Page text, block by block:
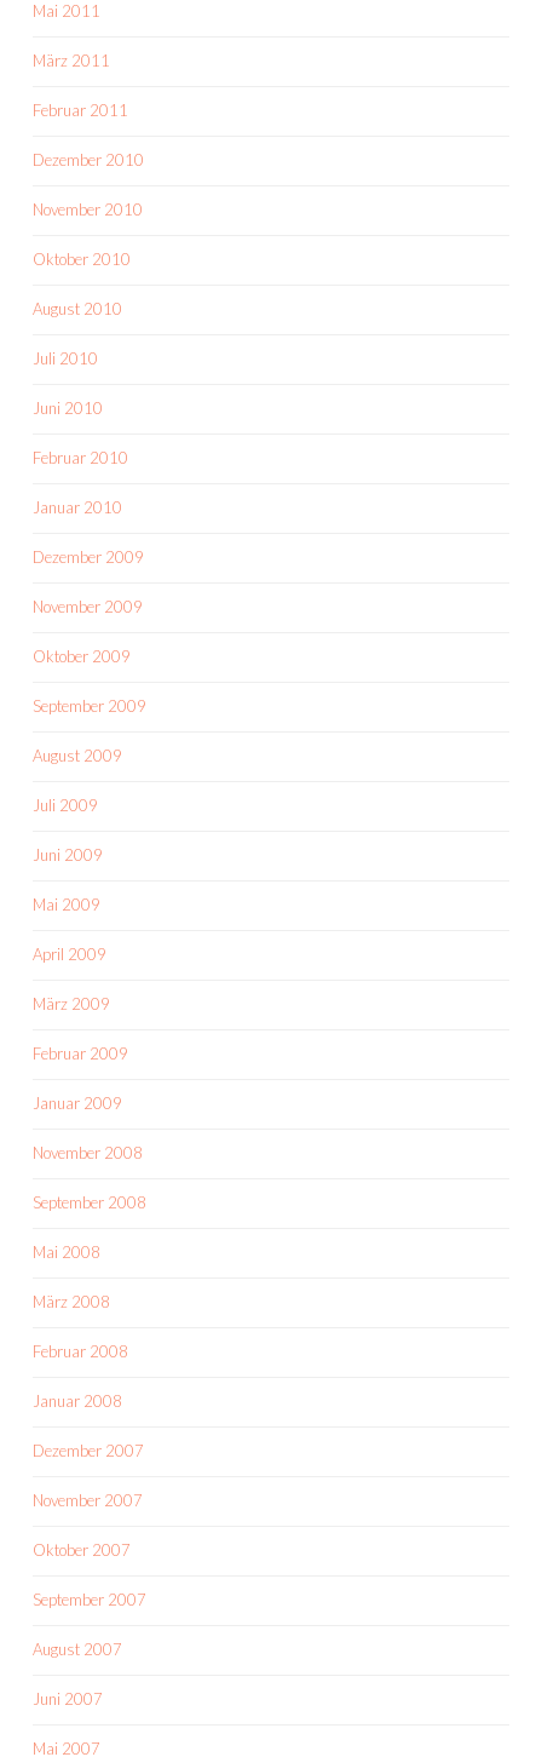
Mai 2011
März 2011
Februar 2011
Dezember 2010
November 2010
Oktober 2010
August 2010
Juli 2010
Juni 2010
Februar 2010
Januar 2010
Dezember 2009
November 2009
Oktober 2009
September 2009
August 2009
Juli 2009
Juni 2009
Mai 2009
April 2009
März 2009
Februar 2009
Januar 2009
November 2008
September 2008
Mai 2008
März 2008
Februar 2008
Januar 2008
Dezember 2007
November 2007
Oktober 2007
September 2007
August 2007
Juni 2007
Mai 2007